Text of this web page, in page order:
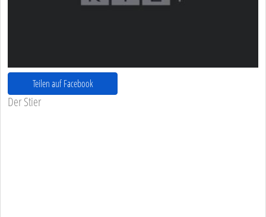
Teilen auf Facebook
Der Stier